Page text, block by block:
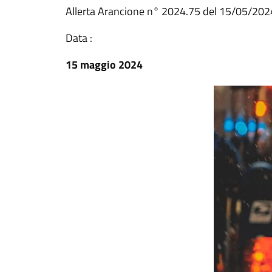
Allerta Arancione n° 2024.75 del 15/05/
Data :
15 maggio 2024